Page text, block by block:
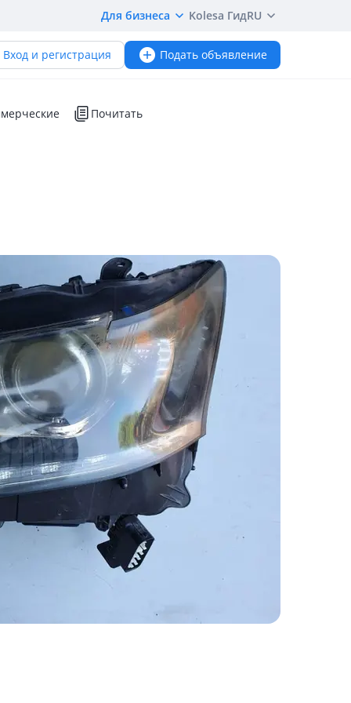
Для бизнеса Kolesa ГидRU
Вход и регистрация Подать объявление
Почитать